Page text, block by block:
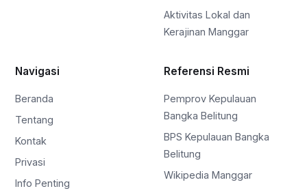
Aktivitas Lokal dan
Kerajinan Manggar
Navigasi
Beranda
Tentang
Kontak
Privasi
Info Penting
Referensi Resmi
Pemprov Kepulauan
Bangka Belitung
BPS Kepulauan Bangka
Belitung
Wikipedia Manggar